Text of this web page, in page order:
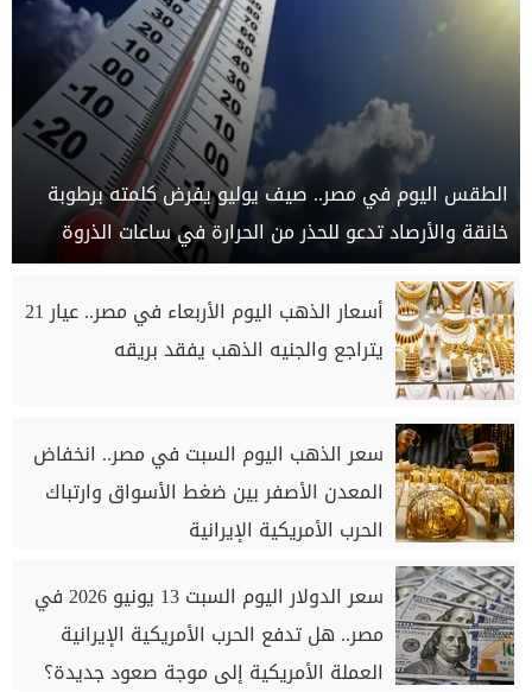
الطقس اليوم في مصر.. صيف يوليو يفرض كلمته برطوبة
خانقة والأرصاد تدعو للحذر من الحرارة في ساعات الذروة
أسعار الذهب اليوم الأربعاء في مصر.. عيار 21
يتراجع والجنيه الذهب يفقد بريقه
سعر الذهب اليوم السبت في مصر.. انخفاض
المعدن الأصفر بين ضغط الأسواق وارتباك
الحرب الأمريكية الإيرانية
سعر الدولار اليوم السبت 13 يونيو 2026 في
مصر.. هل تدفع الحرب الأمريكية الإيرانية
العملة الأمريكية إلى موجة صعود جديدة؟